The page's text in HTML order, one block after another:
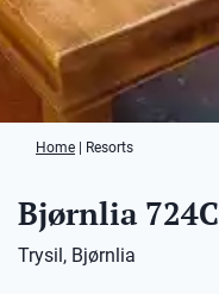
Home Resorts
Bjørnlia 724C
Trysil, Bjørnlia